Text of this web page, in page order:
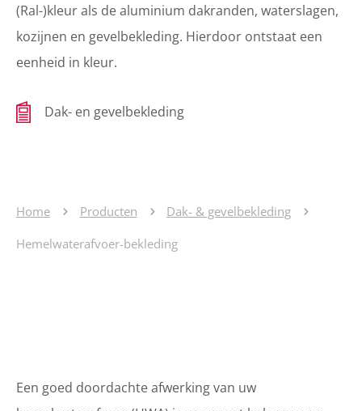
(Ral-)kleur als de aluminium dakranden, waterslagen,
kozijnen en gevelbekleding. Hierdoor ontstaat een
eenheid in kleur.
Dak- en gevelbekleding
Home Producten Dak- & gevelbekleding
Hemelwaterafvoer-bekleding
Een goed doordachte afwerking van uw